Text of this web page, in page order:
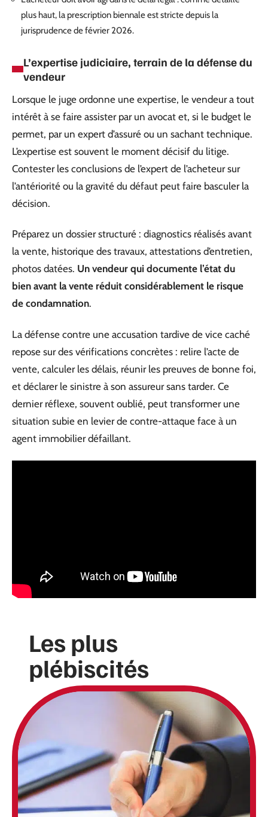
plus haut, la prescription biennale est stricte depuis la
jurisprudence de février 2026.
L’expertise judiciaire, terrain de la défense du
vendeur
Lorsque le juge ordonne une expertise, le vendeur a tout
intérêt à se faire assister par un avocat et, si le budget le
permet, par un expert d’assuré ou un sachant technique.
L’expertise est souvent le moment décisif du litige.
Contester les conclusions de l’expert de l’acheteur sur
l’antériorité ou la gravité du défaut peut faire basculer la
décision.
Préparez un dossier structuré : diagnostics réalisés avant
la vente, historique des travaux, attestations d’entretien,
photos datées. Un vendeur qui documente l’état du
bien avant la vente réduit considérablement le risque
de condamnation.
La défense contre une accusation tardive de vice caché
repose sur des vérifications concrètes : relire l’acte de
vente, calculer les délais, réunir les preuves de bonne foi,
et déclarer le sinistre à son assureur sans tarder. Ce
dernier réflexe, souvent oublié, peut transformer une
situation subie en levier de contre-attaque face à un
agent immobilier défaillant.
Les plus
plébiscités